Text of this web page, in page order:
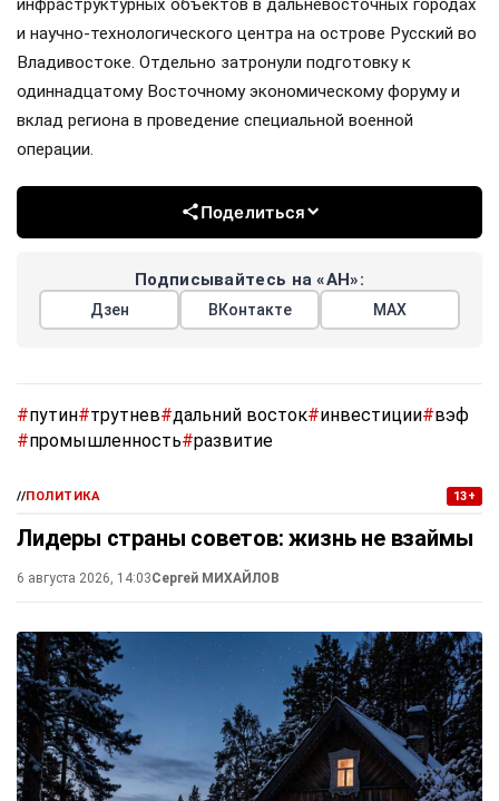
инфраструктурных объектов в дальневосточных городах
и научно-технологического центра на острове Русский во
Владивостоке. Отдельно затронули подготовку к
одиннадцатому Восточному экономическому форуму и
вклад региона в проведение специальной военной
операции.
Поделиться
Подписывайтесь на «АН»:
Дзен ВКонтакте МАХ
#путин#трутнев#дальний восток#инвестиции#вэф
#промышленность#развитие
//ПОЛИТИКА 13+
Лидеры страны советов: жизнь не взаймы
6 августа 2026, 14:03Сергей МИХАЙЛОВ